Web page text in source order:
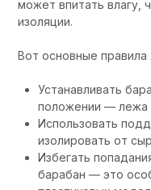
может впитать влагу,
изоляции.
Вот основные правила
Устанавливать
положении — лежа
Использовать
изолировать от
Избегать
барабан — это